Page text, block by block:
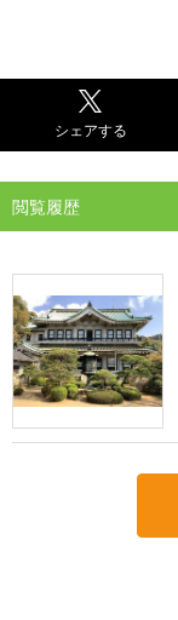
シェアする
閲覧履歴